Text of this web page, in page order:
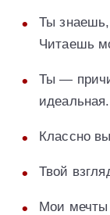
Ты знаешь,
Читаешь
Ты —
идеальная.
Классно
Твой
Мои мечты